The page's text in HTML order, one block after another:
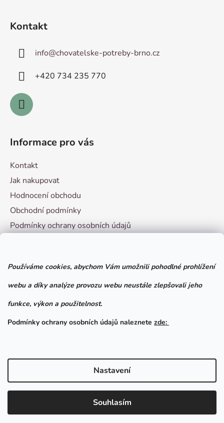
Používáme cookies, abychom Vám umožnili pohodlné prohlížení
webu a díky analýze provozu webu neustále zlepšovali jeho
funkce, výkon a použitelnost.
Podmínky ochrany osobních údajů naleznete zde:
Nastavení
Souhlasím
Kontakt
info@chovatelske-potreby-brno.cz
+420 ­734 235 770
Informace pro vás
Kontakt
Jak nakupovat
Hodnocení obchodu
Obchodní podmínky
Podmínky ochrany osobních údajů
Facebook
Vytvořil Shoptet
Chovatelské potřeby Brno
práva vyhrazena.